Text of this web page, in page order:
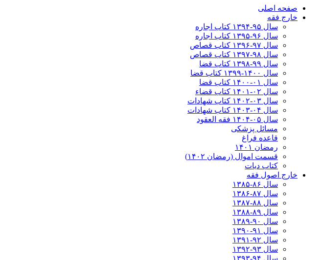
صفحه اصلی
خارج فقه
سال ۹۵-۱۳۹۴ کتاب اجاره
سال ۹۶-۱۳۹۵ کتاب اجاره
سال ۹۷-۱۳۹۶ کتاب قصاص
سال ۹۸-۱۳۹۷ کتاب قصاص
سال ۹۹-۱۳۹۸‍ کتاب قضا
سال ۱۴۰۰-۱۳۹۹ کتاب قضا
سال ۰۱-۱۴۰۰ کتاب قضا
سال ۰۲-۱۴۰۱ کتاب قضاء
سال ۰۳-۱۴۰۲ کتاب شهادات
سال ۰۴-۱۴۰۳ کتاب شهادات
سال ۰۵-۱۴۰۴ فقه العقود
مسائل پزشکی
قاعده فراغ
رمضان ۱۴۰۱
قسمت اموال (رمضان ۱۴۰۲)
کتاب دیات
خارج اصول فقه
سال ۸۶-۱۳۸۵
سال ۸۷-۱۳۸۶
سال ۸۸-۱۳۸۷
سال ۸۹-۱۳۸۸
سال ۹۰-۱۳۸۹
سال ۹۱-۱۳۹۰
سال ۹۲-۱۳۹۱
سال ۹۳-۱۳۹۲
سال ۹۴-۱۳۹۳